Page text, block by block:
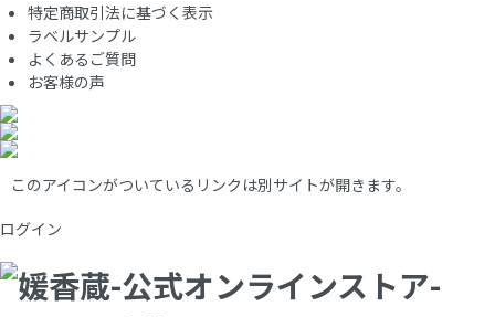
特定商取引法に基づく表示
ラベルサンプル
よくあるご質問
お客様の声
このアイコンがついているリンクは別サイトが開きます。
ログイン